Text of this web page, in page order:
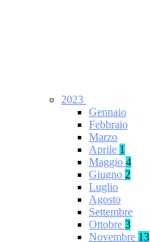
2023
Gennaio
Febbraio
Marzo
Aprile 1
Maggio 4
Giugno 2
Luglio
Agosto
Settembre
Ottobre 3
Novembre 13